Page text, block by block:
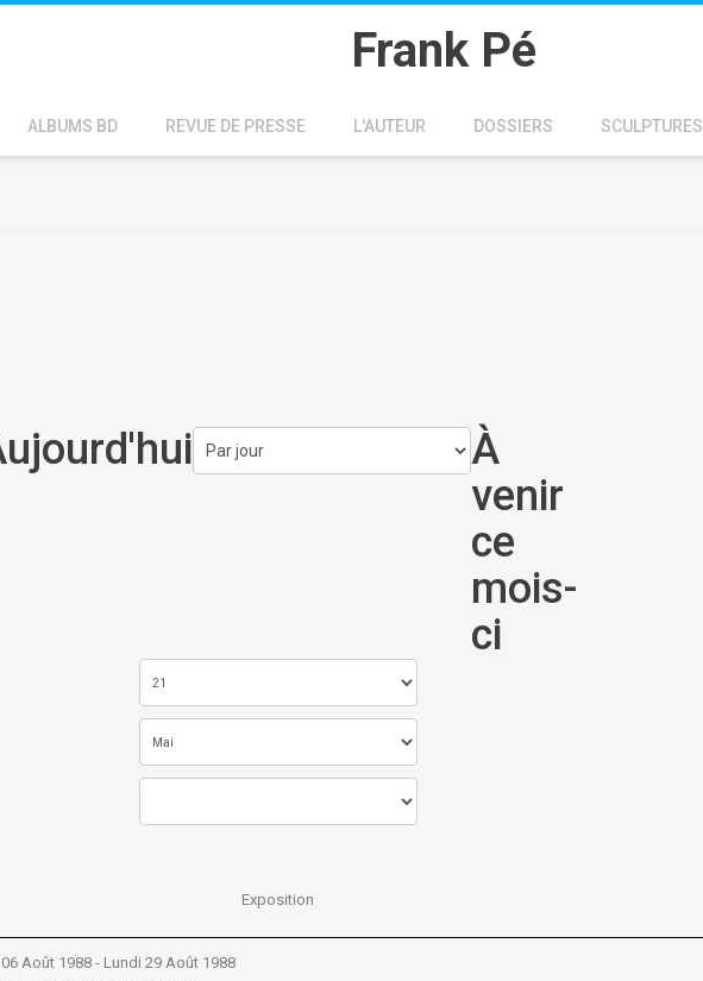
Frank Pé
ALBUMS BD REVUE DE PRESSE L'AUTEUR DOSSIERS SCULPTURES
À
venir
ce
mois-
ci
Exposition
Août 1988 - Lundi 29 Août 1988